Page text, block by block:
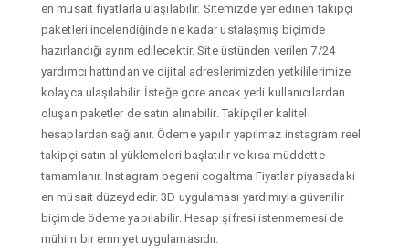
en müsait fiyatlarla ulaşılabilir. Sitemizde yer edinen takipçi
paketleri incelendiğinde ne kadar ustalaşmış biçimde
hazırlandığı ayrım edilecektir. Site üstünden verilen 7/24
yardımcı hattından ve dijital adreslerimizden yetkililerimize
kolayca ulaşılabilir. İsteğe gore ancak yerli kullanıcılardan
oluşan paketler de satın alınabilir. Takipçiler kaliteli
hesaplardan sağlanır. Ödeme yapılır yapılmaz instagram reel
takipçi satın al yüklemeleri başlatılır ve kısa müddette
tamamlanır. Instagram begeni cogaltma Fiyatlar piyasadaki
en müsait düzeydedir. 3D uygulaması yardımıyla güvenilir
biçimde ödeme yapılabilir. Hesap şifresi istenmemesi de
mühim bir emniyet uygulamasıdır.